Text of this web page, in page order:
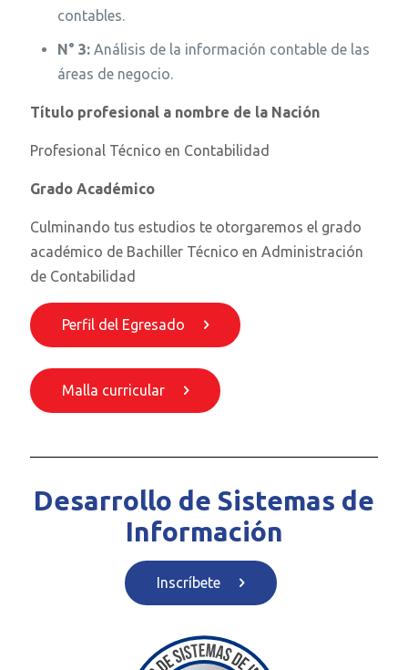
contables.
N° 3: Análisis de la información contable de las
áreas de negocio.
Título profesional a nombre de la Nación
Profesional Técnico en Contabilidad
Grado Académico
Culminando tus estudios te otorgaremos el grado
académico de Bachiller Técnico en Administración
de Contabilidad
Perfil del Egresado
Malla curricular
Desarrollo de Sistemas de
Información
Inscríbete